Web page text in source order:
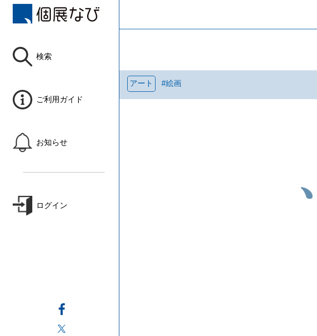
検索
ご利用ガイド
お知らせ
ログイン
アート #絵画